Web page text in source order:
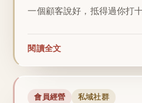
一個顧客說好，抵得過你打十
閱讀全文
會員經營 私域社群